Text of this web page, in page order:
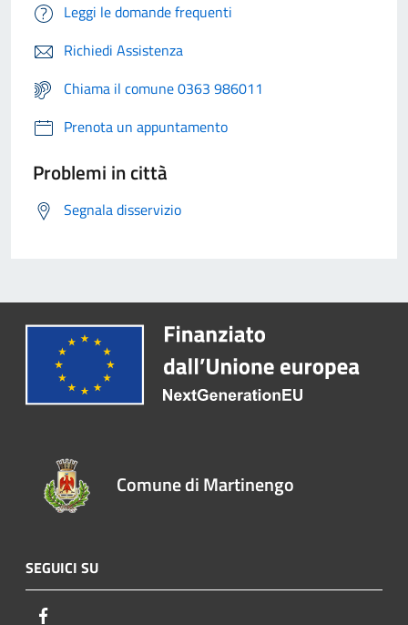
Leggi le domande frequenti
Richiedi Assistenza
Chiama il comune 0363 986011
Prenota un appuntamento
Problemi in città
Segnala disservizio
Comune di Martinengo
SEGUICI SU